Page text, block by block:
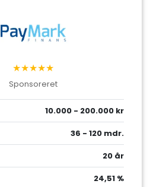
★★★★★
Sponsoreret
10.000 - 200.000 kr
36 - 120 mdr.
20 år
24,51 %